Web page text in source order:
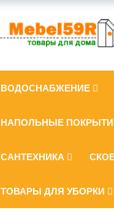
ВОДОСНАБЖЕНИЕ
НАПОЛЬНЫЕ
САНТЕХНИКА
ТОВАРЫ ДЛЯ УБОРКИ